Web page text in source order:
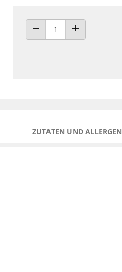
ANZAHL VERRINGERNANZAHL ERHÖHEN
ZUTATEN UND